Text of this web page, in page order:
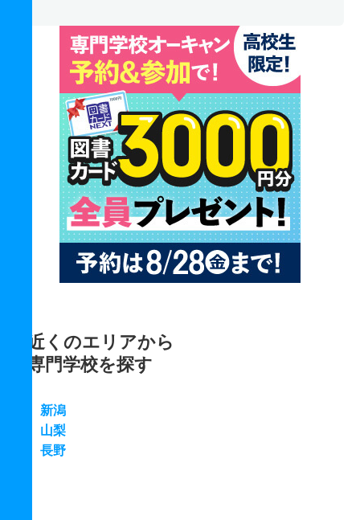
近くのエリアから
専門学校を探す
新潟
山梨
長野